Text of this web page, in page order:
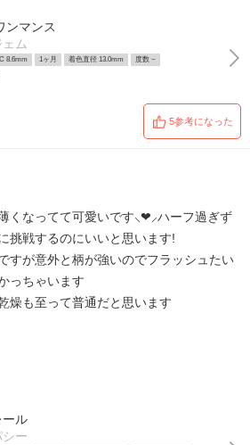
ンマンス
ム
8.6mm 1ヶ月 着色直径 13.0mm 度数 ~
5参考になった
くなってて可愛いです⸜❤︎⸝‍ハーフ過ぎず
挑戦するのにいいと思います!
すが意外と柄が強いのでフラッシュたい
っちゃいます
燥も至って普通だと思います
ール
ー